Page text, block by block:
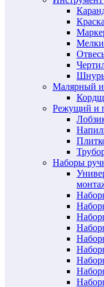
Мелки
Малярный и
Режущий и
Наборы